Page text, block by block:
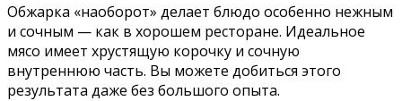
Обжарка «наоборот» делает блюдо особенно нежным
и сочным — как в хорошем ресторане. Идеальное
мясо имеет хрустящую корочку и сочную
внутреннюю часть. Вы можете добиться этого
результата даже без большого опыта.